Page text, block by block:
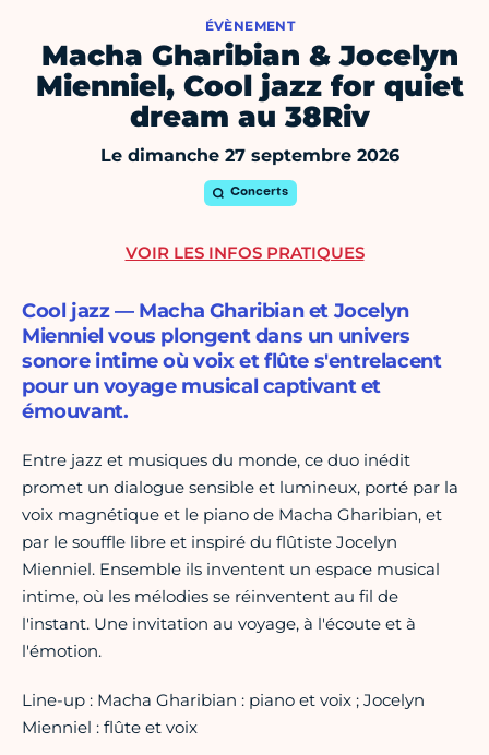
ÉVÈNEMENT
Macha Gharibian & Jocelyn
Mienniel, Cool jazz for quiet
dream au 38Riv
Le dimanche 27 septembre 2026
Concerts
Cool jazz — Macha Gharibian et Jocelyn
Mienniel vous plongent dans un univers
sonore intime où voix et flûte s'entrelacent
pour un voyage musical captivant et
émouvant.
Entre jazz et musiques du monde, ce duo inédit
promet un dialogue sensible et lumineux, porté par la
voix magnétique et le piano de Macha Gharibian, et
par le souffle libre et inspiré du flûtiste Jocelyn
Mienniel. Ensemble ils inventent un espace musical
intime, où les mélodies se réinventent au fil de
l'instant. Une invitation au voyage, à l'écoute et à
l'émotion.
Line-up : Macha Gharibian : piano et voix ; Jocelyn
Mienniel : flûte et voix
VOIR LES INFOS PRATIQUES